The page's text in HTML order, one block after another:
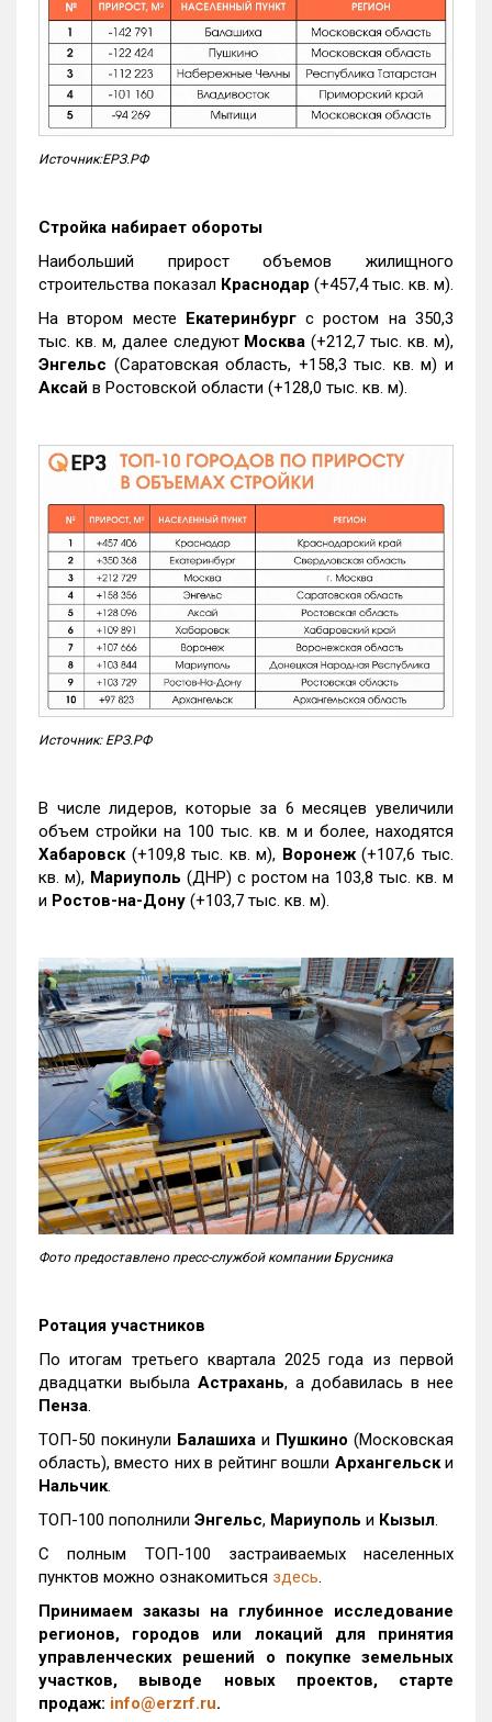
Источник:ЕРЗ.РФ
Стройка набирает обороты
Наибольший прирост объемов жилищного
строительства показал Краснодар (+457,4 тыс. кв. м).
На втором месте Екатеринбургс ростом на 350,3
тыс. кв. м, далее следуют Москва (+212,7 тыс. кв. м),
Энгельс (Саратовская область, +158,3 тыс. кв. м) и
Аксай в Ростовской области (+128,0 тыс. кв. м).
Источник: ЕРЗ.РФ
В числе лидеров, которые за 6 месяцев увеличили
объем стройки на 100 тыс. кв. м и более, находятся
Хабаровск (+109,8 тыс. кв. м), Воронеж(+107,6 тыс.
кв. м), Мариуполь (ДНР) с ростом на 103,8 тыс. кв. м
и Ростов-на-Дону (+103,7 тыс. кв. м).
Фото предоставлено пресс-службой компании Брусника
Ротация участников
По итогам третьего квартала 2025 года из первой
двадцатки выбыла Астрахань, а добавилась в нее
Пенза.
ТОП-50 покинули Балашиха и Пушкино (Московская
область), вместо них в рейтинг вошли Архангельски
Нальчик.
ТОП-100 пополнили Энгельс, Мариуполь и Кызыл.
С полным ТОП-100 застраиваемых населенных
пунктов можно ознакомиться здесь.
Принимаем заказы на глубинное исследование
регионов, городов или локаций для принятия
управленческих решений о покупке земельных
участков, выводе новых проектов, старте
продаж: info@erzrf.ru.